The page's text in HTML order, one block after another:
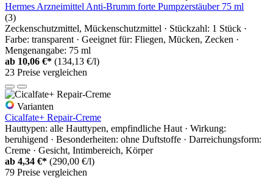
Hermes Arzneimittel Anti-Brumm forte Pumpzerstäuber 75 ml
(3)
Zeckenschutzmittel, Mückenschutzmittel · Stückzahl: 1 Stück ·
Farbe: transparent · Geeignet für: Fliegen, Mücken, Zecken ·
Mengenangabe: 75 ml
ab 10,06 €* (134,13 €/l)
23 Preise vergleichen
Varianten
Cicalfate+ Repair-Creme
Hauttypen: alle Hauttypen, empfindliche Haut · Wirkung:
beruhigend · Besonderheiten: ohne Duftstoffe · Darreichungsform:
Creme · Gesicht, Intimbereich, Körper
ab 4,34 €* (290,00 €/l)
79 Preise vergleichen